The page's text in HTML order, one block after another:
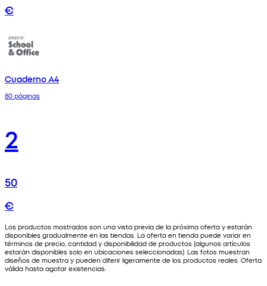
€
Cuaderno A4
80 páginas
2
50
€
Los productos mostrados son una vista previa de la próxima oferta y estarán
disponibles gradualmente en las tiendas. La oferta en tienda puede variar en
términos de precio, cantidad y disponibilidad de productos (algunos artículos
estarán disponibles solo en ubicaciones seleccionadas). Las fotos muestran
diseños de muestra y pueden diferir ligeramente de los productos reales. Oferta
válida hasta agotar existencias.